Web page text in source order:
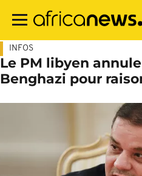
contenu
INFOS
Le PM libyen
Benghazi pour